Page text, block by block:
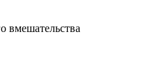
вмешательства